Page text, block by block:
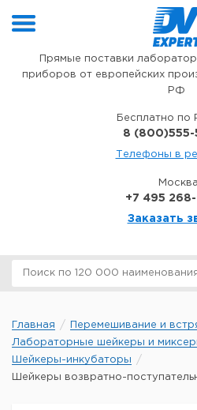
Прямые поставки
приборов от европейских
РФ
Бесплатно по
8 (800)555-
Телефоны в
Москва
+7 495
Заказать
Главная
Перемешивание и
Лабораторные шейкеры и
Шейкеры-инкубаторы
Шейкеры возвратно-